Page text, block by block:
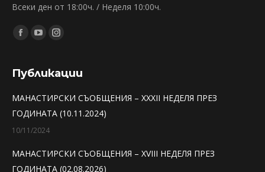
Всеки ден от 18:00ч. / Неделя 10:00ч.
Find us on:
Facebook
opens
new
window
YouTube
opens
new
window
Instagram
opens
new
window
Публикации
МАНАСТИРСКИ СЪОБЩЕНИЯ – XXXII НЕДЕЛЯ ПРЕЗ
ГОДИНАТА (10.11.2024)
10/11/2024
МАНАСТИРСКИ СЪОБЩЕНИЯ – XVIII НЕДЕЛЯ ПРЕЗ
ГОДИНАТА (02.08.2026)